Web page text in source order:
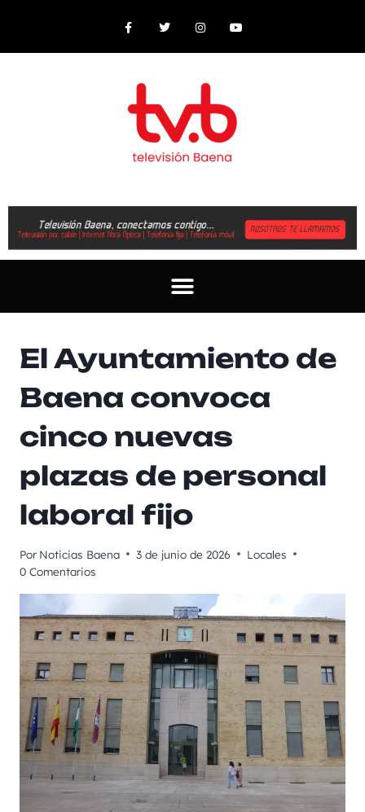
El Ayuntamiento de
Baena convoca
cinco nuevas
plazas de personal
laboral fijo
Por Noticias Baena 3 de junio de 2026
Locales
0 Comentarios